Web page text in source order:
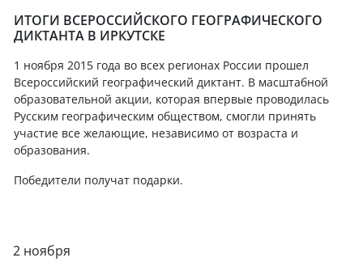
ИТОГИ ВСЕРОССИЙСКОГО ГЕОГРАФИЧЕСКОГО
ДИКТАНТА В ИРКУТСКЕ
1 ноября 2015 года во всех регионах России прошел
Всероссийский географический диктант. В масштабной
образовательной акции, которая впервые проводилась
Русским географическим обществом, смогли принять
участие все желающие, независимо от возраста и
образования.
Победители получат подарки.
2 ноября